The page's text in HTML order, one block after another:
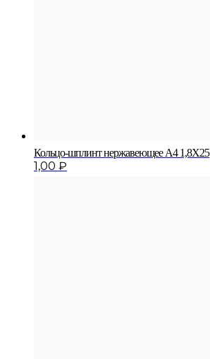
Кольцо-шплинт нержавеющее A4 1,8X25
1,00 ₽